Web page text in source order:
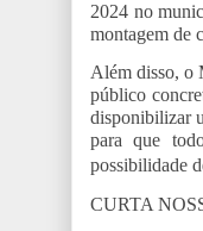
2024 no
montagem de
Além disso, o
público
disponibilizar
para que
possibilidade
CURTA